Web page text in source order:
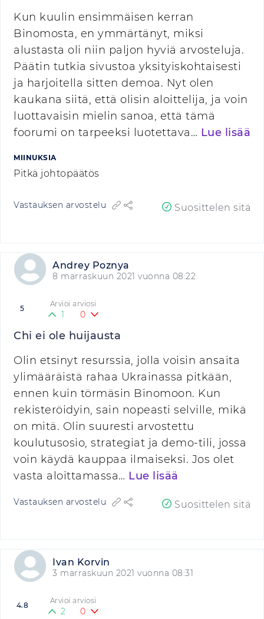
Kun kuulin ensimmäisen kerran
Binomosta, en ymmärtänyt, miksi
alustasta oli niin paljon hyviä arvosteluja.
Päätin tutkia sivustoa yksityiskohtaisesti
ja harjoitella sitten demoa. Nyt olen
kaukana siitä, että olisin aloittelija, ja voin
luottavaisin mielin sanoa, että tämä
foorumi on tarpeeksi luotettava… Lue lisää
MIINUKSIA
Pitkä johtopäätös
Vastauksen arvostelu Suosittelen sitä
Andrey Poznya
8 marraskuun 2021 vuonna 08:22
5 Arvioi arviosi
1 0
Chi ei ole huijausta
Olin etsinyt resurssia, jolla voisin ansaita
ylimääräistä rahaa Ukrainassa pitkään,
ennen kuin törmäsin Binomoon. Kun
rekisteröidyin, sain nopeasti selville, mikä
on mitä. Olin suuresti arvostettu
koulutusosio, strategiat ja demo-tili, jossa
voin käydä kauppaa ilmaiseksi. Jos olet
vasta aloittamassa… Lue lisää
Vastauksen arvostelu Suosittelen sitä
Ivan Korvin
3 marraskuun 2021 vuonna 08:31
4.8 Arvioi arviosi
2 0